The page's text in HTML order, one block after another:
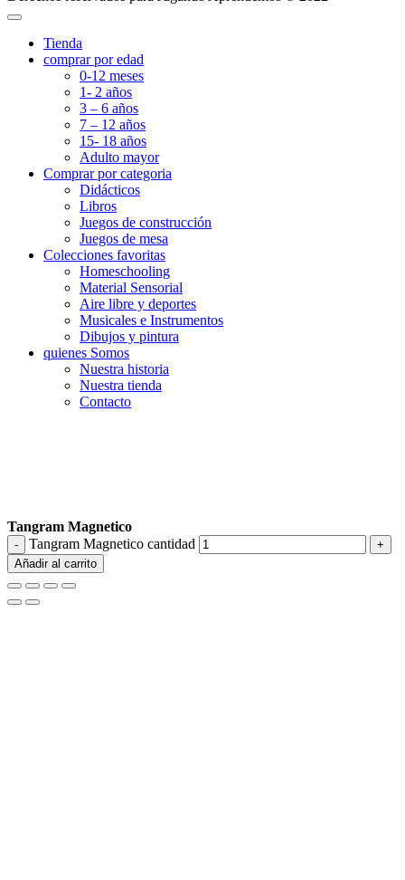
Tienda
comprar por edad
0-12 meses
1- 2 años
3 – 6 años
7 – 12 años
15- 18 años
Adulto mayor
Comprar por categoria
Didácticos
Libros
Juegos de construcción
Juegos de mesa
Colecciones favoritas
Homeschooling
Material Sensorial
Aire libre y deportes
Musicales e Instrumentos
Dibujos y pintura
quienes Somos
Nuestra historia
Nuestra tienda
Contacto
Tangram Magnetico
Tangram Magnetico cantidad
Añadir al carrito